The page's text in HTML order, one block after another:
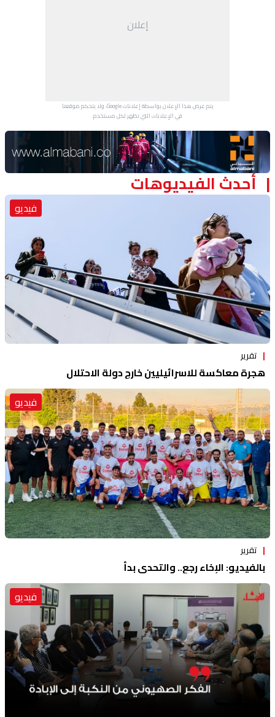
إعلان
يتم عرض هذا الإعلان بواسطة إعلانات Google، ولا يتحكم موقعنا
في الإعلانات التي تظهر لكل مستخدم.
Advertisement Section
أحدث الفيديوهات
فيديو
تقرير
هجرة معاكسة للاسرائيليين خارج دولة الاحتلال
فيديو
تقرير
بالفيديو: الإخاء رجع.. والتحدي بدأ
فيديو